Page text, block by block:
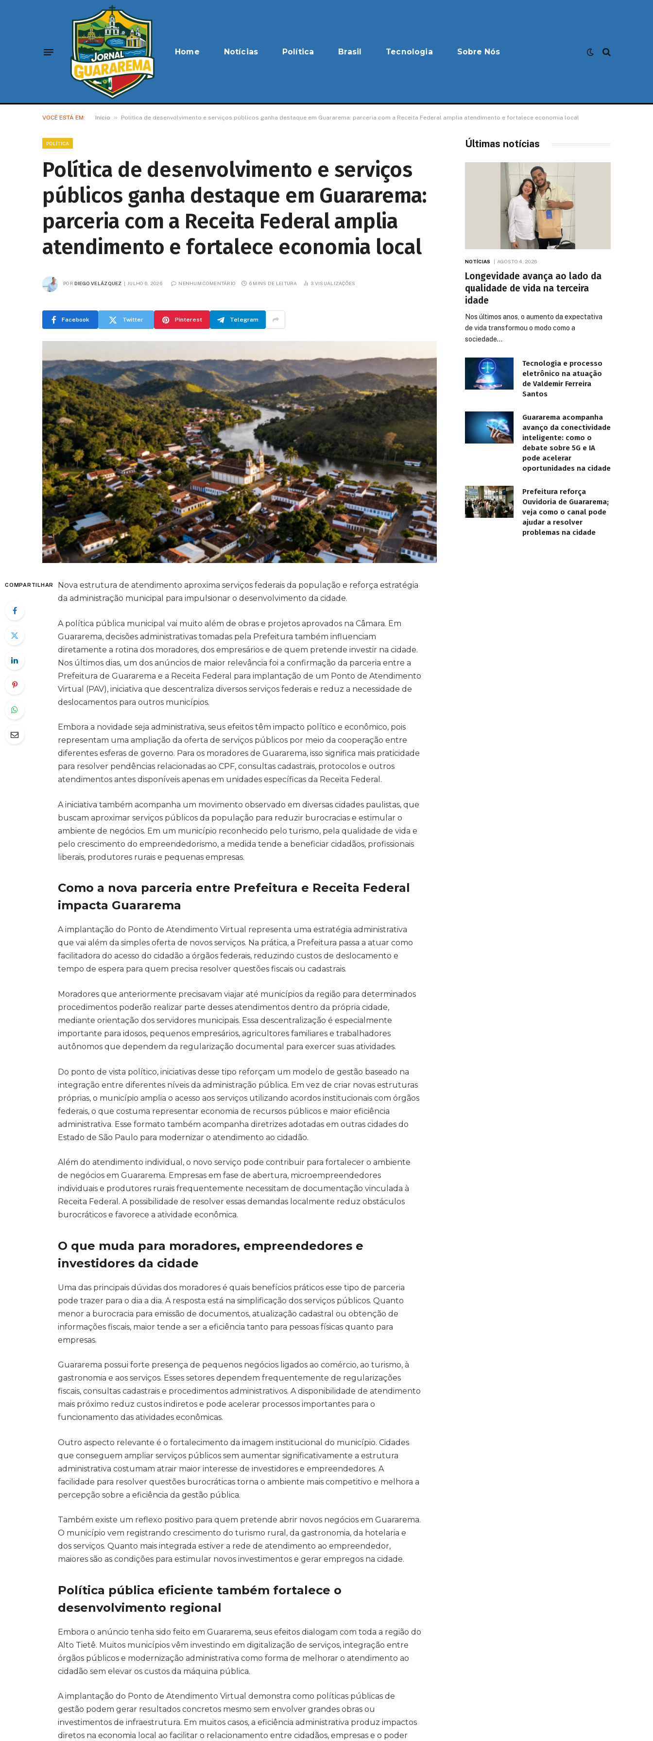
Home Notícias Política Brasil Tecnologia Sobre Nós
VOCÊ ESTÁ EM: Início » Política de desenvolvimento e serviços públicos ganha destaque em Guararema: parceria com a Receita Federal amplia atendimento e fortalece economia local
POLÍTICA
Política de desenvolvimento e serviços
públicos ganha destaque em Guararema:
parceria com a Receita Federal amplia
atendimento e fortalece economia local
POR DIEGO VELÁZQUEZ JULHO 6, 2026 NENHUM COMENTÁRIO 6 MINS DE LEITURA 3 VISUALIZAÇÕES
Facebook Twitter Pinterest Telegram
COMPARTILHAR
Nova estrutura de atendimento aproxima serviços federais da população e reforça estratégia
da administração municipal para impulsionar o desenvolvimento da cidade.
A política pública municipal vai muito além de obras e projetos aprovados na Câmara. Em
Guararema, decisões administrativas tomadas pela Prefeitura também influenciam
diretamente a rotina dos moradores, dos empresários e de quem pretende investir na cidade.
Nos últimos dias, um dos anúncios de maior relevância foi a confirmação da parceria entre a
Prefeitura de Guararema e a Receita Federal para implantação de um Ponto de Atendimento
Virtual (PAV), iniciativa que descentraliza diversos serviços federais e reduz a necessidade de
deslocamentos para outros municípios.
Embora a novidade seja administrativa, seus efeitos têm impacto político e econômico, pois
representam uma ampliação da oferta de serviços públicos por meio da cooperação entre
diferentes esferas de governo. Para os moradores de Guararema, isso significa mais praticidade
para resolver pendências relacionadas ao CPF, consultas cadastrais, protocolos e outros
atendimentos antes disponíveis apenas em unidades específicas da Receita Federal.
A iniciativa também acompanha um movimento observado em diversas cidades paulistas, que
buscam aproximar serviços públicos da população para reduzir burocracias e estimular o
ambiente de negócios. Em um município reconhecido pelo turismo, pela qualidade de vida e
pelo crescimento do empreendedorismo, a medida tende a beneficiar cidadãos, profissionais
liberais, produtores rurais e pequenas empresas.
Como a nova parceria entre Prefeitura e Receita Federal
impacta Guararema
A implantação do Ponto de Atendimento Virtual representa uma estratégia administrativa
que vai além da simples oferta de novos serviços. Na prática, a Prefeitura passa a atuar como
facilitadora do acesso do cidadão a órgãos federais, reduzindo custos de deslocamento e
tempo de espera para quem precisa resolver questões fiscais ou cadastrais.
Moradores que anteriormente precisavam viajar até municípios da região para determinados
procedimentos poderão realizar parte desses atendimentos dentro da própria cidade,
mediante orientação dos servidores municipais. Essa descentralização é especialmente
importante para idosos, pequenos empresários, agricultores familiares e trabalhadores
autônomos que dependem da regularização documental para exercer suas atividades.
Do ponto de vista político, iniciativas desse tipo reforçam um modelo de gestão baseado na
integração entre diferentes níveis da administração pública. Em vez de criar novas estruturas
próprias, o município amplia o acesso aos serviços utilizando acordos institucionais com órgãos
federais, o que costuma representar economia de recursos públicos e maior eficiência
administrativa. Esse formato também acompanha diretrizes adotadas em outras cidades do
Estado de São Paulo para modernizar o atendimento ao cidadão.
Além do atendimento individual, o novo serviço pode contribuir para fortalecer o ambiente
de negócios em Guararema. Empresas em fase de abertura, microempreendedores
individuais e produtores rurais frequentemente necessitam de documentação vinculada à
Receita Federal. A possibilidade de resolver essas demandas localmente reduz obstáculos
burocráticos e favorece a atividade econômica.
O que muda para moradores, empreendedores e
investidores da cidade
Uma das principais dúvidas dos moradores é quais benefícios práticos esse tipo de parceria
pode trazer para o dia a dia. A resposta está na simplificação dos serviços públicos. Quanto
menor a burocracia para emissão de documentos, atualização cadastral ou obtenção de
informações fiscais, maior tende a ser a eficiência tanto para pessoas físicas quanto para
empresas.
Guararema possui forte presença de pequenos negócios ligados ao comércio, ao turismo, à
gastronomia e aos serviços. Esses setores dependem frequentemente de regularizações
fiscais, consultas cadastrais e procedimentos administrativos. A disponibilidade de atendimento
mais próximo reduz custos indiretos e pode acelerar processos importantes para o
funcionamento das atividades econômicas.
Outro aspecto relevante é o fortalecimento da imagem institucional do município. Cidades
que conseguem ampliar serviços públicos sem aumentar significativamente a estrutura
administrativa costumam atrair maior interesse de investidores e empreendedores. A
facilidade para resolver questões burocráticas torna o ambiente mais competitivo e melhora a
percepção sobre a eficiência da gestão pública.
Também existe um reflexo positivo para quem pretende abrir novos negócios em Guararema.
O município vem registrando crescimento do turismo rural, da gastronomia, da hotelaria e
dos serviços. Quanto mais integrada estiver a rede de atendimento ao empreendedor,
maiores são as condições para estimular novos investimentos e gerar empregos na cidade.
Política pública eficiente também fortalece o
desenvolvimento regional
Embora o anúncio tenha sido feito em Guararema, seus efeitos dialogam com toda a região do
Alto Tietê. Muitos municípios vêm investindo em digitalização de serviços, integração entre
órgãos públicos e modernização administrativa como forma de melhorar o atendimento ao
cidadão sem elevar os custos da máquina pública.
A implantação do Ponto de Atendimento Virtual demonstra como políticas públicas de
gestão podem gerar resultados concretos mesmo sem envolver grandes obras ou
investimentos de infraestrutura. Em muitos casos, a eficiência administrativa produz impactos
diretos na economia local ao facilitar o relacionamento entre cidadãos, empresas e o poder
Últimas notícias
NOTÍCIAS AGOSTO 4, 2026
Longevidade avança ao lado da
qualidade de vida na terceira
idade
Nos últimos anos, o aumento da expectativa
de vida transformou o modo como a
sociedade…
Tecnologia e processo
eletrônico na atuação
de Valdemir Ferreira
Santos
Guararema acompanha
avanço da conectividade
inteligente: como o
debate sobre 5G e IA
pode acelerar
oportunidades na cidade
Prefeitura reforça
Ouvidoria de Guararema;
veja como o canal pode
ajudar a resolver
problemas na cidade